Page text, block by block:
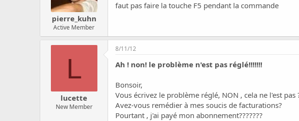
pierre_kuhn
Active Member
faut pas faire la touche F5 pendant la commande
L
lucette
New Member
8/11/12
Ah ! non! le problème n'est pas réglé!!!!!!!
Bonsoir,
Vous écrivez le problème réglé, NON , cela ne l'est pas
Avez-vous remédier à mes soucis de facturations?
Pourtant , j'ai payé mon abonnement???????